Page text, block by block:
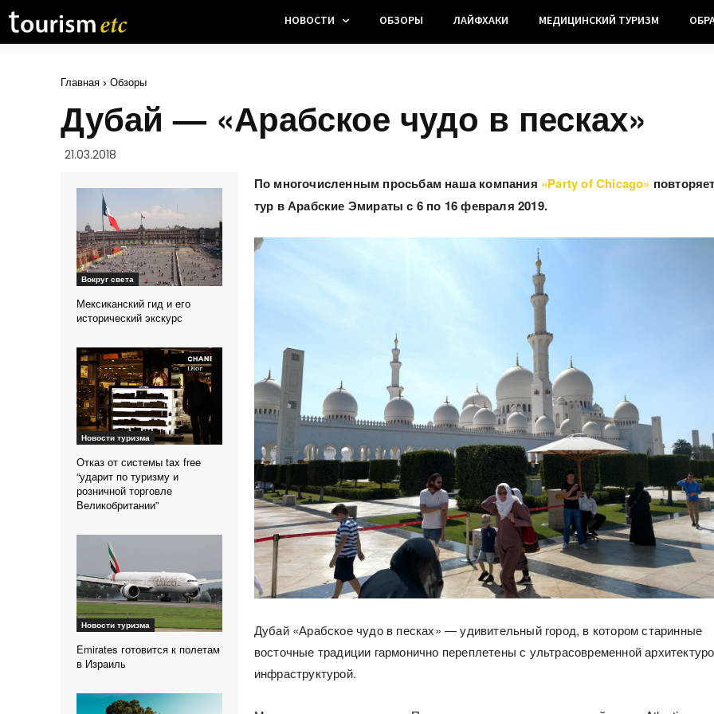
НОВОСТИ ОБЗОРЫ ЛАЙФХАКИ МЕДИЦИНСКИЙ ТУРИЗМ
Главная Обзоры
Дубай — «Арабское чудо в песках»
21.03.2018
Вокруг света
Мексиканский гид и его
исторический экскурс
Новости туризма
Отказ от системы tax free
“ударит по туризму и
розничной торговле
Великобритании”
Новости туризма
Emirates готовится к полетам
в Израиль
По многочисленным просьбам наша компания «Party of Chicago»
тур в Арабские Эмираты с 6 по 16 февраля 2019.
Дубай «Арабское чудо в песках» — удивительный город, в котором старинные
восточные традиции гармонично переплетены с ультрасовременной
инфраструктурой.